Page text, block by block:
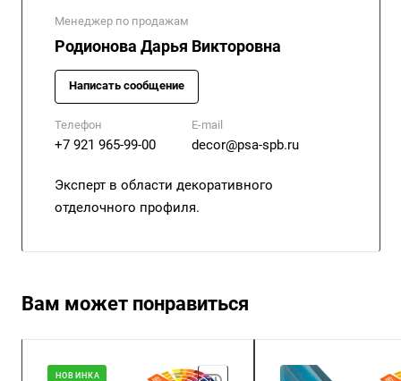
Менеджер по продажам
Родионова Дарья Викторовна
Написать сообщение
Телефон
+7 921 965-99-00
E-mail
decor@psa-spb.ru
Эксперт в области декоративного
отделочного профиля.
Вам может понравиться
НОВИНКА